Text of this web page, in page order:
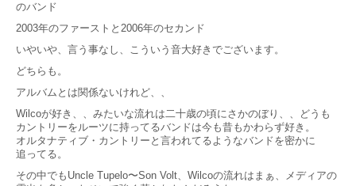
のバンド
2003年のファーストと2006年のセカンド
いやいや、言う事なし、こういう音大好きでございます。
どちらも。
アルバムとは関係ないけれど、、
Wilcoが好き、、みたいな流れは二十歳の頃にさかのぼり、、どうも
カントリーをルーツに持ってるバンドは今も昔もかわらず好き。
オルタナティブ・カントリーと言われてるようなバンドを密かに
追ってる。
その中でもUncle Tupelo〜Son Volt、Wilcoの流れはまぁ、メディアの